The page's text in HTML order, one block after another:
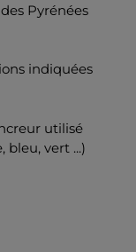
Pyrénées
indiquées
utilisé
bleu, vert ...)